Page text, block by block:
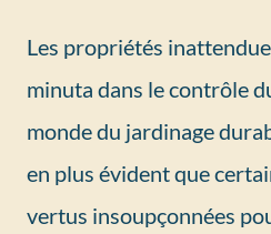
Les propriétés
minuta dans le contrôle
monde du jardinage
en plus évident que
vertus insoupçonnées